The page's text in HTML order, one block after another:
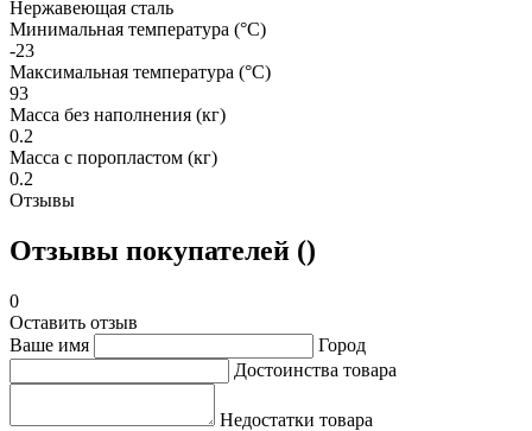
Нержавеющая сталь
Минимальная температура (°C)
-23
Максимальная температура (°C)
93
Масса без наполнения (кг)
0.2
Масса с поропластом (кг)
0.2
Отзывы
Отзывы покупателей ()
0
Оставить отзыв
Ваше имя
Город
Достоинства товара
Недостатки товара